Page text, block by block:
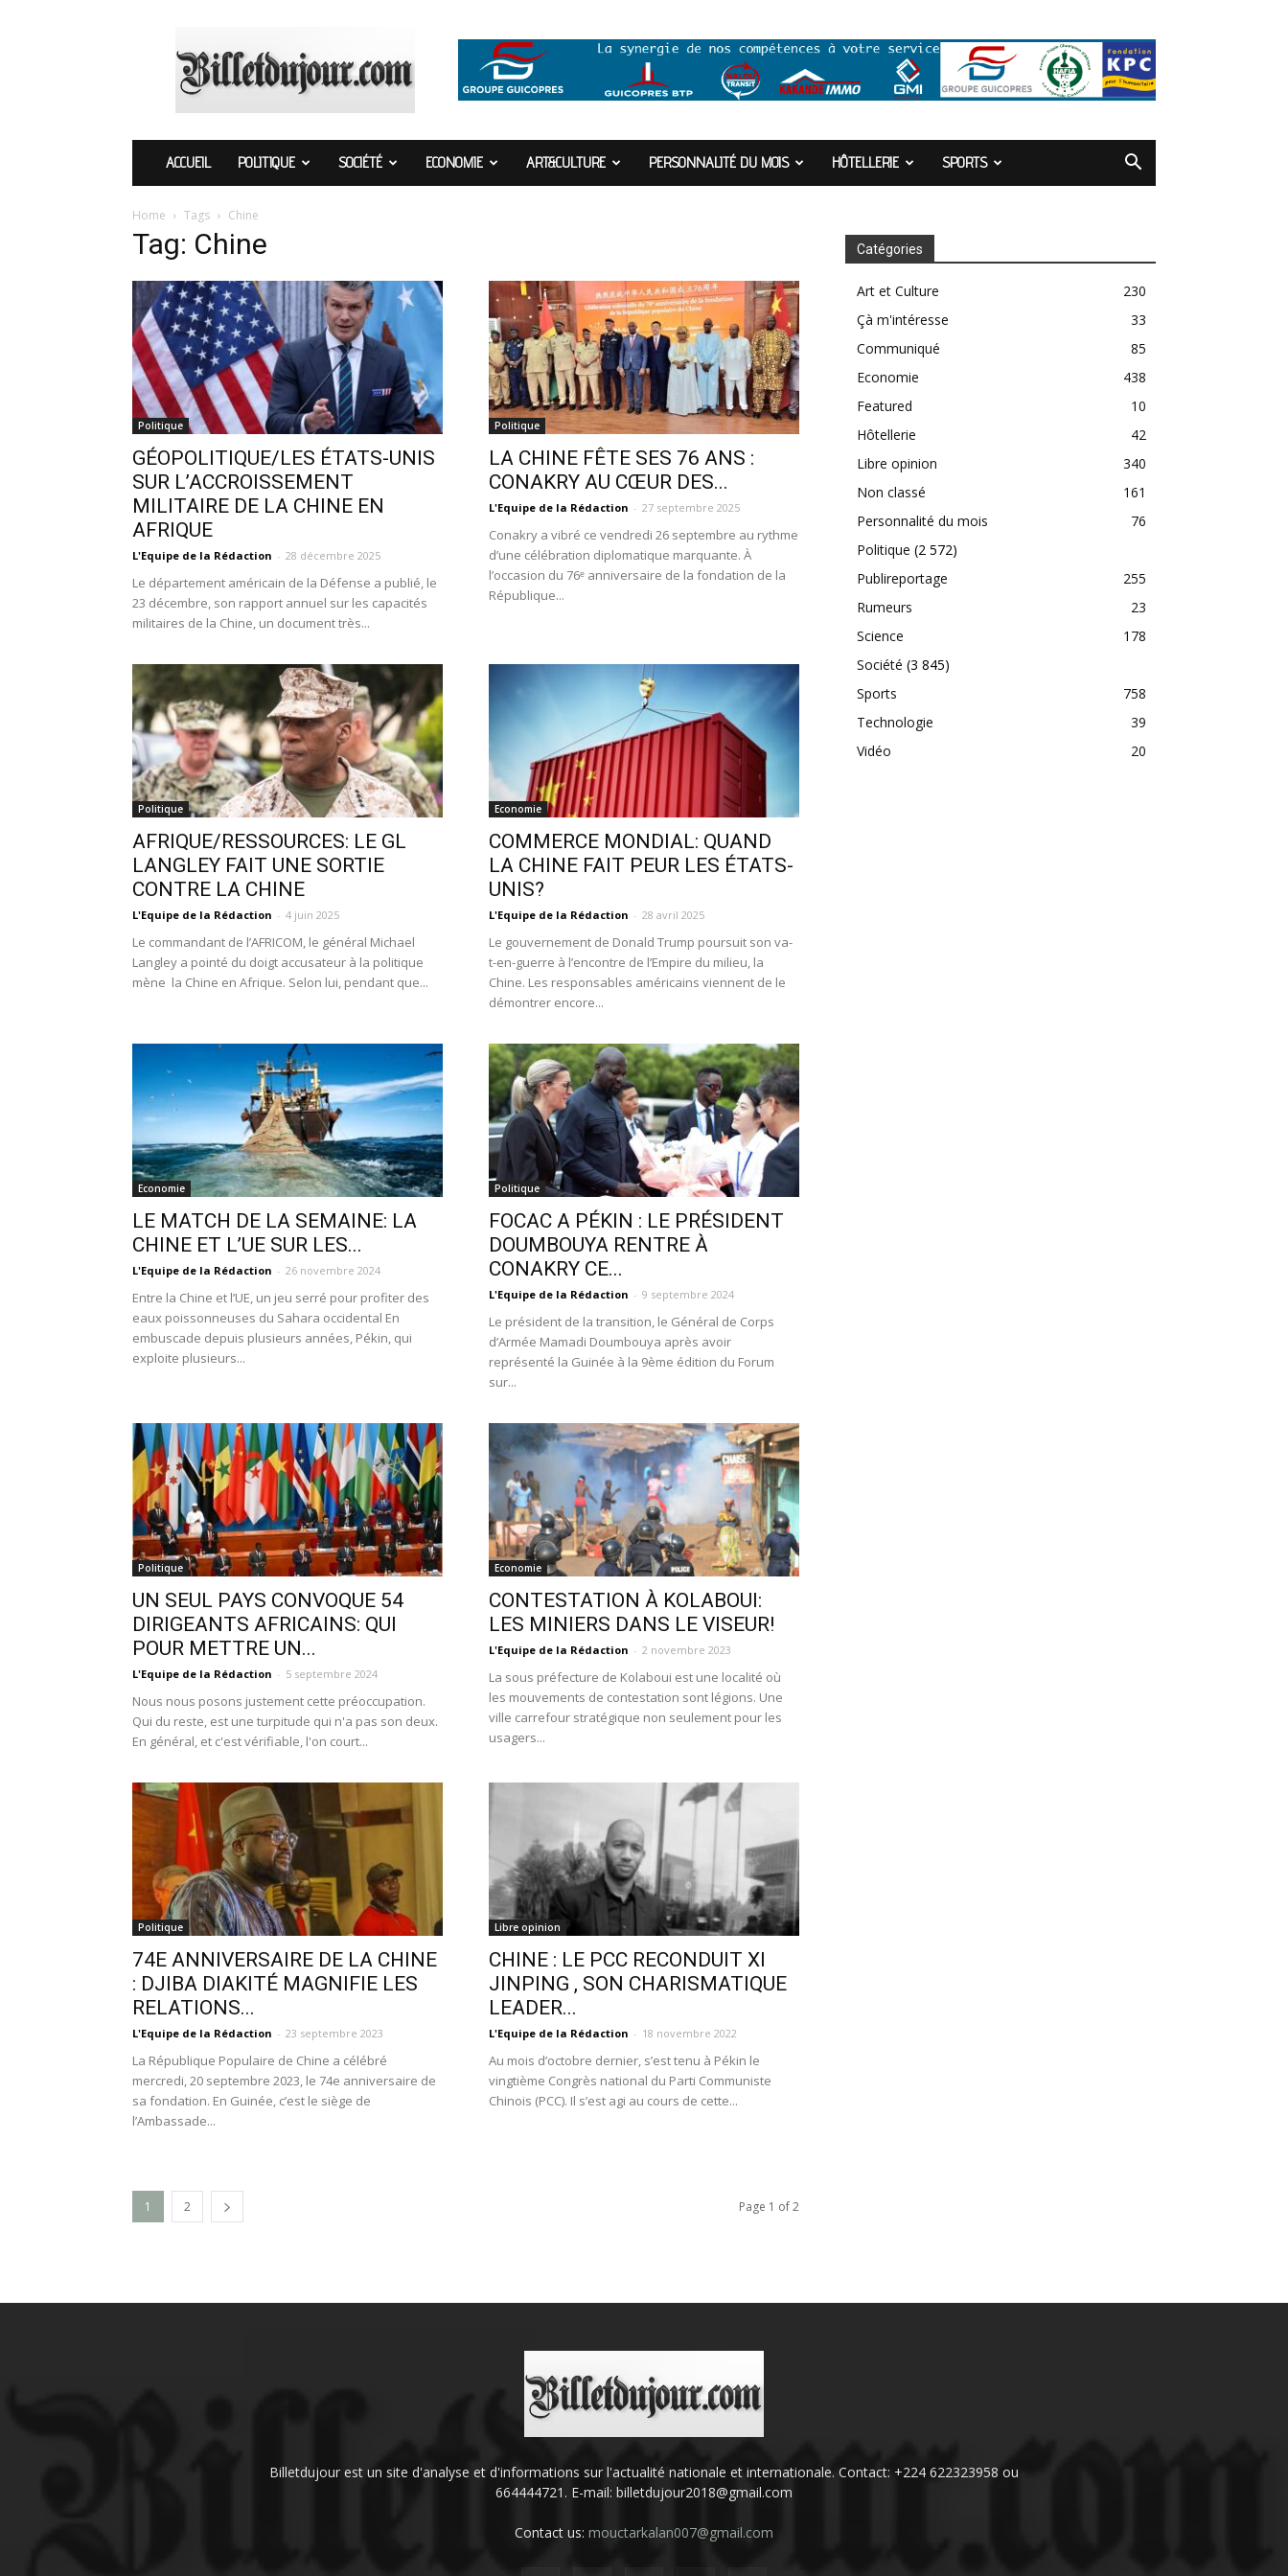
ACCUEIL POLITIQUE SOCIÉTÉ ECONOMIE ART&CULTURE PERSONNALITÉ DU MOIS HÔTELLERIE SPORTS
Home Tags Chine
Tag: Chine
Politique
GÉOPOLITIQUE/LES ÉTATS-UNIS
SUR L’ACCROISSEMENT
MILITAIRE DE LA CHINE EN
AFRIQUE
L'Equipe de la Rédaction - 28 décembre 2025
Le département américain de la Défense a publié, le
23 décembre, son rapport annuel sur les capacités
militaires de la Chine, un document très...
Politique
LA CHINE FÊTE SES 76 ANS :
CONAKRY AU CŒUR DES...
L'Equipe de la Rédaction - 27 septembre 2025
Conakry a vibré ce vendredi 26 septembre au rythme
d’une célébration diplomatique marquante. À
l’occasion du 76ᵉ anniversaire de la fondation de la
République...
Politique
AFRIQUE/RESSOURCES: LE GL
LANGLEY FAIT UNE SORTIE
CONTRE LA CHINE
L'Equipe de la Rédaction - 4 juin 2025
Le commandant de l’AFRICOM, le général Michael
Langley a pointé du doigt accusateur à la politique
mène la Chine en Afrique. Selon lui, pendant que...
Economie
COMMERCE MONDIAL: QUAND
LA CHINE FAIT PEUR LES ÉTATS-
UNIS?
L'Equipe de la Rédaction - 28 avril 2025
Le gouvernement de Donald Trump poursuit son va-
t-en-guerre à l’encontre de l’Empire du milieu, la
Chine. Les responsables américains viennent de le
démontrer encore...
Economie
LE MATCH DE LA SEMAINE: LA
CHINE ET L’UE SUR LES...
L'Equipe de la Rédaction - 26 novembre 2024
Entre la Chine et l’UE, un jeu serré pour profiter des
eaux poissonneuses du Sahara occidental En
embuscade depuis plusieurs années, Pékin, qui
exploite plusieurs...
Politique
FOCAC A PÉKIN : LE PRÉSIDENT
DOUMBOUYA RENTRE À
CONAKRY CE...
L'Equipe de la Rédaction - 9 septembre 2024
Le président de la transition, le Général de Corps
d’Armée Mamadi Doumbouya après avoir
représenté la Guinée à la 9ème édition du Forum
sur...
Politique
UN SEUL PAYS CONVOQUE 54
DIRIGEANTS AFRICAINS: QUI
POUR METTRE UN...
L'Equipe de la Rédaction - 5 septembre 2024
Nous nous posons justement cette préoccupation.
Qui du reste, est une turpitude qui n'a pas son deux.
En général, et c'est vérifiable, l'on court...
Economie
CONTESTATION À KOLABOUI:
LES MINIERS DANS LE VISEUR!
L'Equipe de la Rédaction - 2 novembre 2023
La sous préfecture de Kolaboui est une localité où
les mouvements de contestation sont légions. Une
ville carrefour stratégique non seulement pour les
usagers...
Politique
74E ANNIVERSAIRE DE LA CHINE
: DJIBA DIAKITÉ MAGNIFIE LES
RELATIONS...
L'Equipe de la Rédaction - 23 septembre 2023
La République Populaire de Chine a célébré
mercredi, 20 septembre 2023, le 74e anniversaire de
sa fondation. En Guinée, c’est le siège de
l’Ambassade...
Libre opinion
CHINE : LE PCC RECONDUIT XI
JINPING , SON CHARISMATIQUE
LEADER...
L'Equipe de la Rédaction - 18 novembre 2022
Au mois d’octobre dernier, s’est tenu à Pékin le
vingtième Congrès national du Parti Communiste
Chinois (PCC). Il s’est agi au cours de cette...
1 2 Page 1 of 2
Catégories
Art et Culture
230
Çà m'intéresse
33
Communiqué
85
Economie
438
Featured
10
Hôtellerie
42
Libre opinion
340
Non classé
161
Personnalité du mois
76
Politique (2 572)
Publireportage
255
Rumeurs
23
Science
178
Société (3 845)
Sports
758
Technologie
39
Vidéo
20
Billetdujour est un site d'analyse et d'informations sur l'actualité nationale et internationale. Contact: +224 622323958 ou
664444721. E-mail: billetdujour2018@gmail.com
Contact us: mouctarkalan007@gmail.com